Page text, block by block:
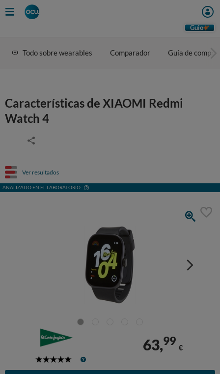
Guio
Todo sobre wearables Comparador Guía de compra
Características de XIAOMI Redmi
Watch 4
Ver resultados
ANALIZADO EN EL LABORATORIO
5
63,99
€